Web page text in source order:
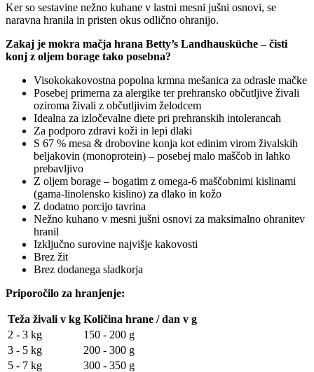
Ker so sestavine nežno kuhane v lastni mesni jušni osnovi, se
naravna hranila in pristen okus odlično ohranijo.
Zakaj je mokra mačja hrana Betty’s Landhausküche – čisti
konj z oljem borage tako posebna?
Visokokakovostna popolna krmna mešanica za odrasle mačke
Posebej primerna za alergike ter prehransko občutljive živali
oziroma živali z občutljivim želodcem
Idealna za izločevalne diete pri prehranskih intolerancah
Za podporo zdravi koži in lepi dlaki
S 67 % mesa & drobovine konja kot edinim virom živalskih
beljakovin (monoprotein) – posebej malo maščob in lahko
prebavljivo
Z oljem borage – bogatim z omega-6 maščobnimi kislinami
(gama-linolensko kislino) za dlako in kožo
Z dodatno porcijo tavrina
Nežno kuhano v mesni jušni osnovi za maksimalno ohranitev
hranil
Izključno surovine najvišje kakovosti
Brez žit
Brez dodanega sladkorja
Priporočilo za hranjenje:
Teža živali v kg Količina hrane / dan v g
2 - 3 kg
150 - 200 g
3 - 5 kg
200 - 300 g
5 - 7 kg
300 - 350 g